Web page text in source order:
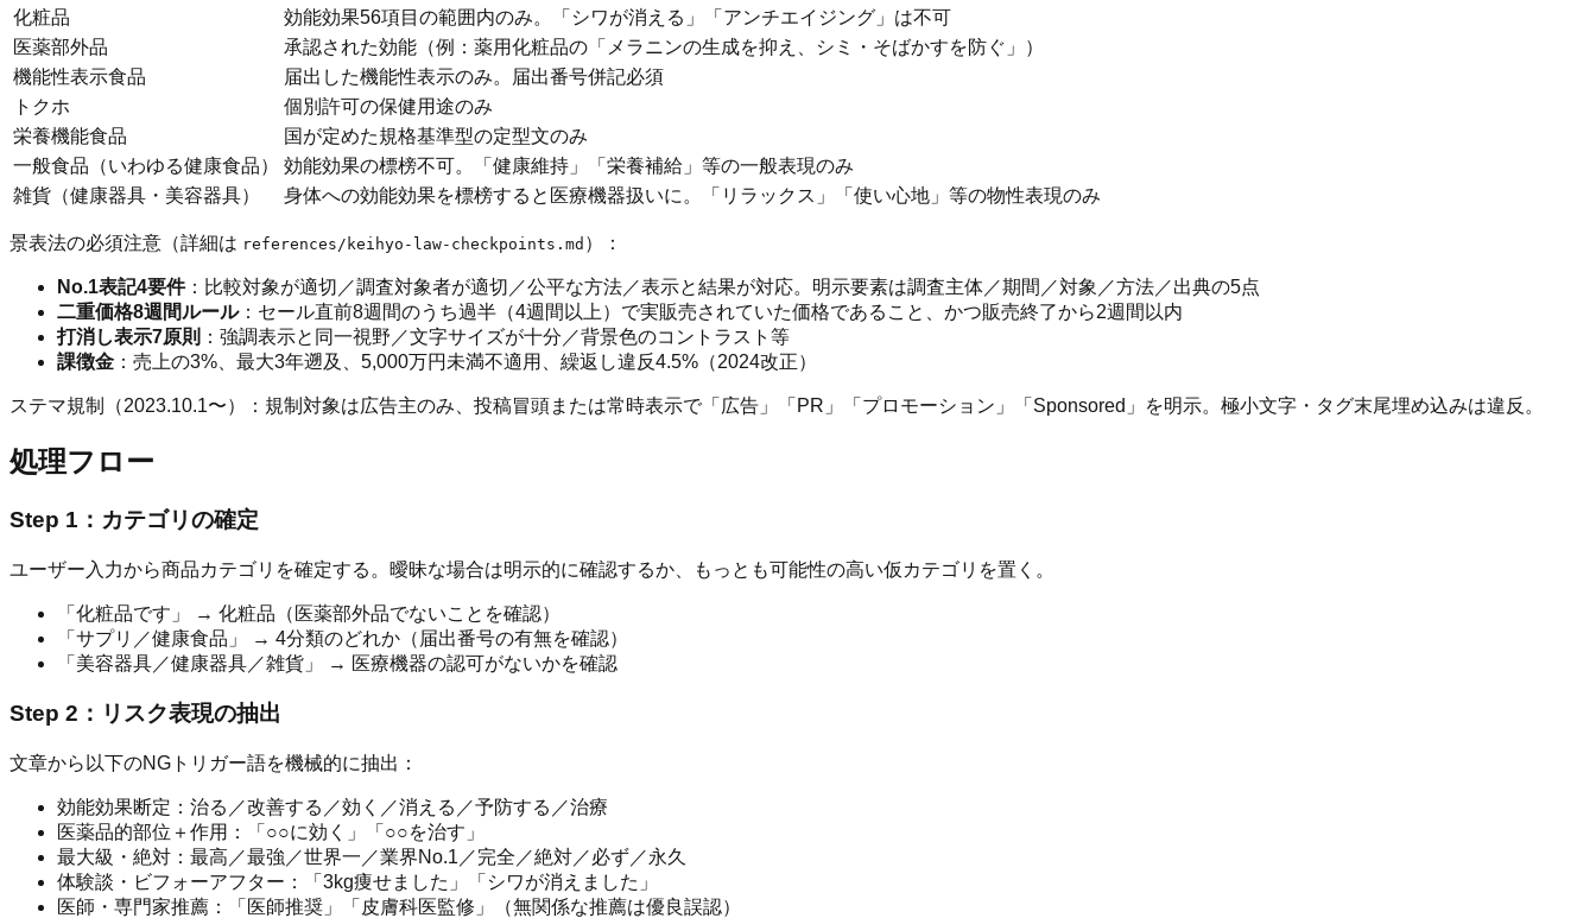
化粧品
効能効果56項目の範囲内のみ。「シワが消える」「アンチエイジング」は不可
医薬部外品
承認された効能（例：薬用化粧品の「メラニンの生成を抑え、シミ・そばかすを防ぐ」）
機能性表示食品
届出した機能性表示のみ。届出番号併記必須
トクホ
個別許可の保健用途のみ
栄養機能食品
国が定めた規格基準型の定型文のみ
一般食品（いわゆる健康食品）
効能効果の標榜不可。「健康維持」「栄養補給」等の一般表現のみ
雑貨（健康器具・美容器具）
身体への効能効果を標榜すると医療機器扱いに。「リラックス」「使い心地」等の物性表現のみ
景表法の必須注意（詳細は references/keihyo-law-checkpoints.md ）：
No.1表記4要件：比較対象が適切／調査対象者が適切／公平な方法／表示と結果が対応。明示要素は調査主体／期間／対象／方法／出典の5点
二重価格8週間ルール：セール直前8週間のうち過半（4週間以上）で実販売されていた価格であること、かつ販売終了から2週間以内
打消し表示7原則 ：強調表示と同一視野／文字サイズが十分／背景色のコントラスト等
課徴金 ：売上の3%、最大3年遡及、5,000万円未満不適用、繰返し違反4.5%（2024改正）
ステマ規制（2023.10.1〜）：規制対象は広告主のみ、投稿冒頭または常時表示で「広告」「PR」「プロモーション」「Sponsored」を明示。極小文字・タグ末尾埋め込みは違反。
処理フロー
Step 1：カテゴリの確定
ユーザー入力から商品カテゴリを確定する。曖昧な場合は明示的に確認するか、もっとも可能性の高い仮カテゴリを置く。
「化粧品です」 → 化粧品（医薬部外品でないことを確認）
「サプリ／健康食品」 → 4分類のどれか（届出番号の有無を確認）
「美容器具／健康器具／雑貨」 → 医療機器の認可がないかを確認
Step 2：リスク表現の抽出
文章から以下のNGトリガー語を機械的に抽出：
効能効果断定：治る／改善する／効く／消える／予防する／治療
医薬品的部位＋作用：「○○に効く」「○○を治す」
最大級・絶対：最高／最強／世界一／業界No.1／完全／絶対／必ず／永久
体験談・ビフォーアフター：「3kg痩せました」「シワが消えました」
医師・専門家推薦：「医師推奨」「皮膚科医監修」（無関係な推薦は優良誤認）